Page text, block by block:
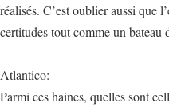
réalisés. C’est oublier aussi que
certitudes tout comme un bateau
Atlantico:
Parmi ces haines, quelles sont